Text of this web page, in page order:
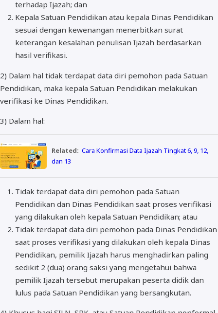
terhadap Ijazah; dan
Kepala Satuan Pendidikan atau kepala Dinas Pendidikan
sesuai dengan kewenangan menerbitkan surat
keterangan kesalahan penulisan Ijazah berdasarkan
hasil verifikasi.
2) Dalam hal tidak terdapat data diri pemohon pada Satuan
Pendidikan, maka kepala Satuan Pendidikan melakukan
verifikasi ke Dinas Pendidikan.
3) Dalam hal:
Related: Cara Konfirmasi Data Ijazah Tingkat 6, 9, 12,
dan 13
Tidak terdapat data diri pemohon pada Satuan
Pendidikan dan Dinas Pendidikan saat proses verifikasi
yang dilakukan oleh kepala Satuan Pendidikan; atau
Tidak terdapat data diri pemohon pada Dinas Pendidikan
saat proses verifikasi yang dilakukan oleh kepala Dinas
Pendidikan, pemilik Ijazah harus menghadirkan paling
sedikit 2 (dua) orang saksi yang mengetahui bahwa
pemilik Ijazah tersebut merupakan peserta didik dan
lulus pada Satuan Pendidikan yang bersangkutan.